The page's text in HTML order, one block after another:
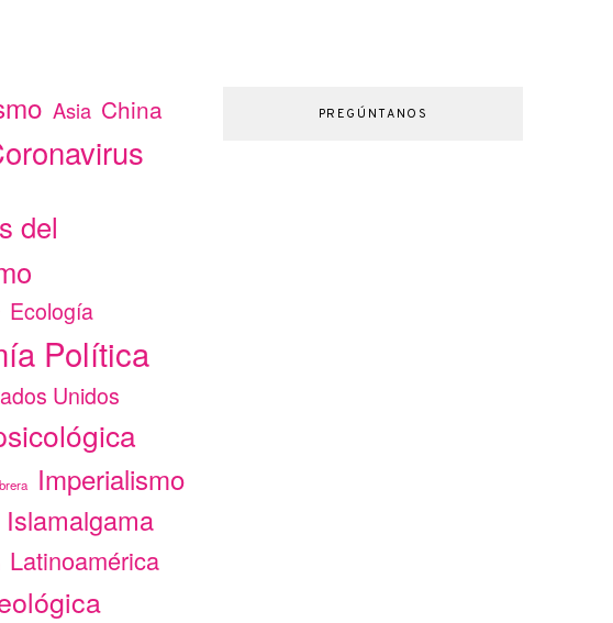
Asia China
del
Ecología
Política
Unidos
Imperialismo
Islamalgama
Latinoamérica
PREGÚNTANOS